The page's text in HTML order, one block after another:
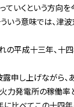
ていくという方向
いう意味では、
の平成十三年、
申し上げながら
力発電所の稼働率